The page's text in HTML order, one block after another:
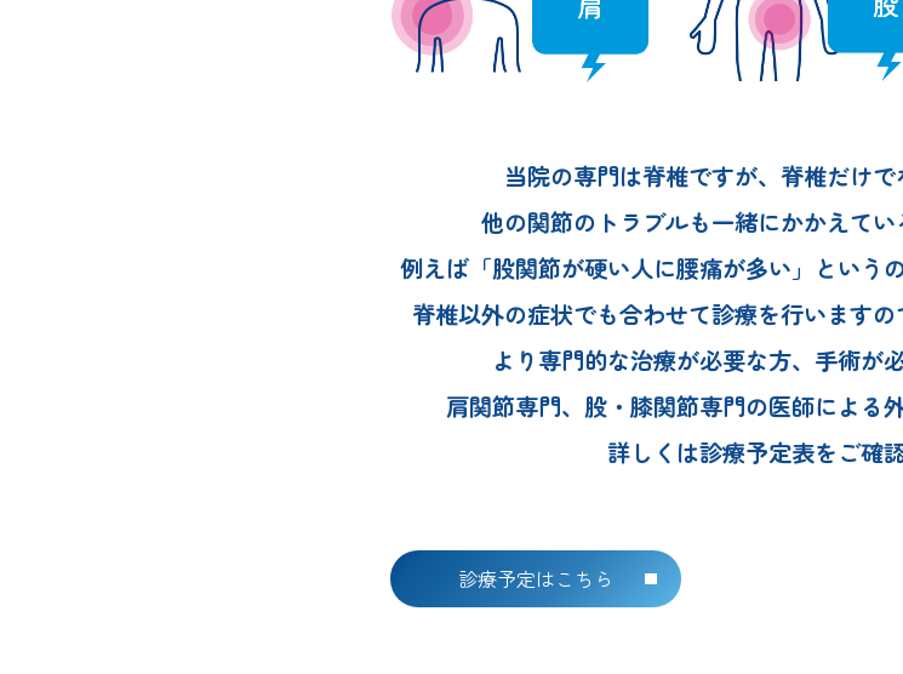
当院の専門は脊椎ですが、 脊椎だけ
他の関節のトラブルも一緒にかかえてい
例えば「股関節が硬い人に腰痛が多い」
という
脊椎以外の症状でも合わせて診療を行いますの
より専門的な治療が必要な方、 手術が
肩関節専門、股・膝関節専門の医師による
詳しくは診療予定表をご確
診療予定はこちら